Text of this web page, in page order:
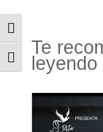
Alternar alto contraste
Alternar tamaño de
Te
leyendo